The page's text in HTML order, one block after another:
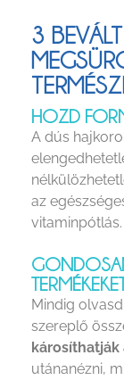
3
HOZD
A dús
az
vitaminpótlás.
Mindig
szereplő
károsíthatják
utánanézni,